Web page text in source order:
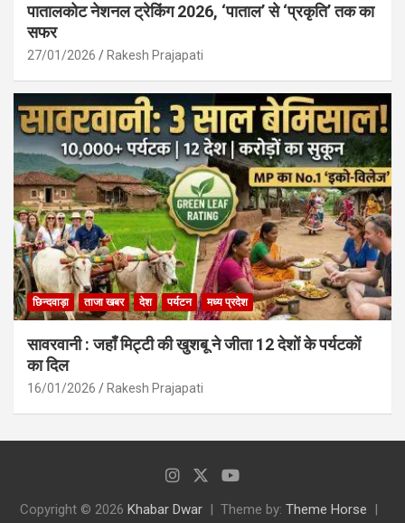
पातालकोट नेशनल ट्रेकिंग 2026, ‘पाताल’ से ‘प्रकृति’ तक का
सफर
27/01/2026 Rakesh Prajapati
छिन्दवाड़ा ताजा खबर देश पर्यटन मध्य प्रदेश
सावरवानी : जहाँ मिट्टी की खुशबू ने जीता 12 देशों के पर्यटकों
का दिल
16/01/2026 Rakesh Prajapati
Copyright © 2026 Khabar Dwar Theme by: Theme Horse